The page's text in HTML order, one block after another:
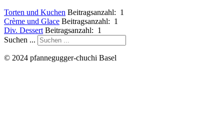
Torten und Kuchen Beitragsanzahl: 1
Crème und Glace Beitragsanzahl: 1
Div. Dessert Beitragsanzahl: 1
Suchen ...
© 2024 pfannegugger-chuchi Basel